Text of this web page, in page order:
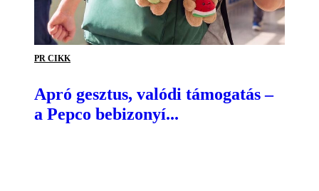
PR CIKK
Apró gesztus, valódi támogatás –
a Pepco bebizonyí...